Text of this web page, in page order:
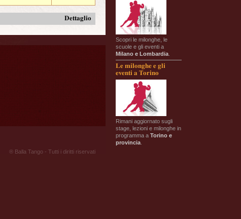
Scopri le milonghe, le
scuole e gli eventi a
Milano e Lombardia
Le milonghe e gli
eventi a Torino
Rimani aggiornato sugli
stage, lezioni e milonghe in
programma a Torino e
provincia
Dettaglio
® Balla Tango - Tutti i diritti riservati